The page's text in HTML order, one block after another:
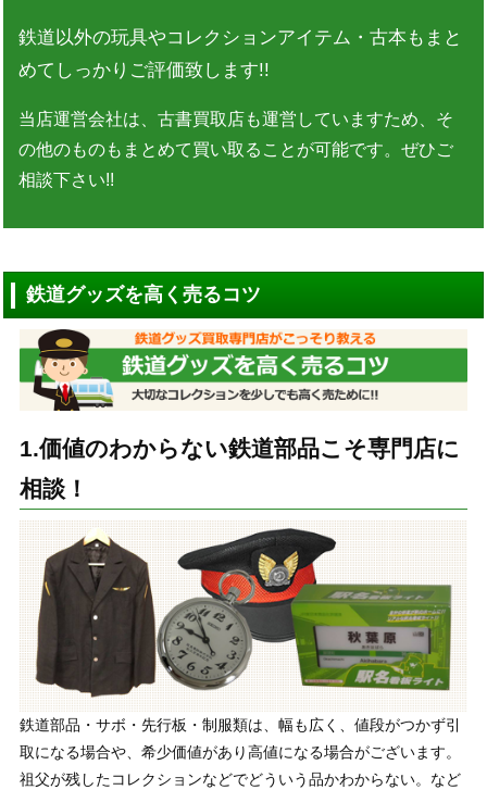
鉄道以外の玩具やコレクションアイテム・古本もまと
めてしっかりご評価致します!!
当店運営会社は、古書買取店も運営していますため、そ
の他のものもまとめて買い取ることが可能です。ぜひご
相談下さい!!
鉄道グッズを高く売るコツ
1.価値のわからない鉄道部品こそ専門店に
相談！
鉄道部品・サボ・先行板・制服類は、幅も広く、値段がつかず引
取になる場合や、希少価値があり高値になる場合がございます。
祖父が残したコレクションなどでどういう品かわからない。など